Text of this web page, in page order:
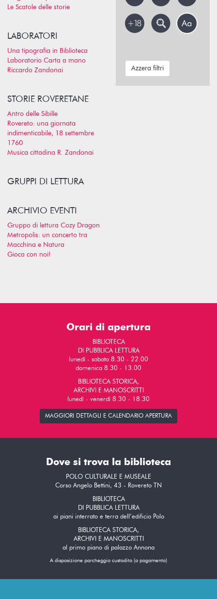
Le Scatole delle storie
LABORATORI
Una tipografia in Biblioteca
Laboratorio Carta a mano
Riccardo Zandonai
STORIE ROVERETANE
Antro delle Sibille
Rovereto: una giornata
indimenticabile, 18 settembre
1760
Musica cittadina R. Zandonai
GRUPPI DI LETTURA
ARCHIVIO EVENTI
Gruppo di lettura Cozy Dragon
Metropolis: un concerto tra
Macchina e Natura
Gioca con noi!
Azzera filtri
Orari di apertura
BIBLIOTECA
DI PUBBLICA LETTURA
lunedì - sabato 8.30 - 22.00
domenica 8.30 - 13.00
BIBLIOTECA STORICA,
ARCHIVI E MANOSCRITTI
lunedì - venerdì 8.30 - 18.30
MAGGIORI DETTAGLI E CALENDARIO APERTURA
Dove si trova la biblioteca
POLO CULTURALE E MUSEALE
Corso Angelo Bettini, 43 - Rovereto TN
BIBLIOTECA
DI PUBBLICA LETTURA
ai piani interrato e terra dell’edificio Polo
BIBLIOTECA STORICA,
ARCHIVI E MANOSCRITTI
al primo piano di palazzo Annona
A disposizione parcheggio custodito (a pagamento)